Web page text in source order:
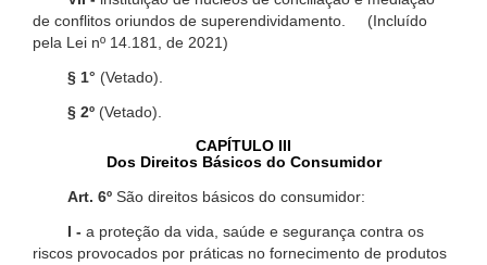
de conflitos oriundos de superendividamento. (Incluído
pela Lei nº 14.181, de 2021)
§ 1° (Vetado).
§ 2º (Vetado).
CAPÍTULO III
Dos Direitos Básicos do Consumidor
Art. 6º São direitos básicos do consumidor:
I - a proteção da vida, saúde e segurança contra os
riscos provocados por práticas no fornecimento de produtos